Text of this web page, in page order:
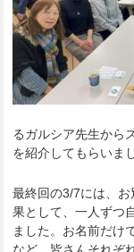
るガルシア先生から
を紹介してもらいま
最終回の3/7には、
果として、一人ずつ
ました。お名前だけ